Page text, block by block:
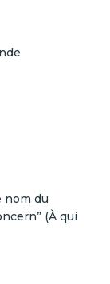
nom du
(À qui